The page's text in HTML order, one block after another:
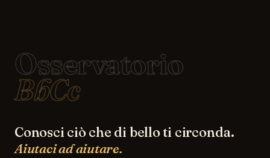
Osservatorio
BbCc
Conosci ciò che di bello ti circonda.
Aiutaci ad aiutare.